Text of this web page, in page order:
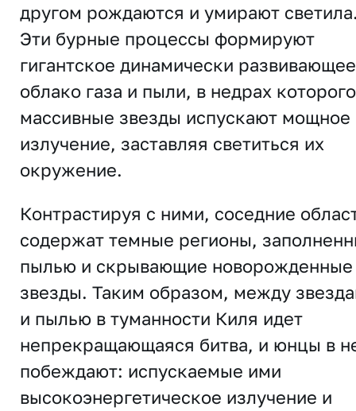
другом рождаются и умирают
Эти бурные процессы формируют
гигантское динамически
облако газа и пыли, в недрах которого
массивные звезды испускают мощное
излучение, заставляя светиться их
окружение.
Контрастируя с ними, соседние
содержат темные регионы,
пылью и скрывающие новорожденные
звезды. Таким образом, между
и пылью в туманности Киля идет
непрекращающаяся битва, и юнцы в
побеждают: испускаемые ими
высокоэнергетическое излучение и